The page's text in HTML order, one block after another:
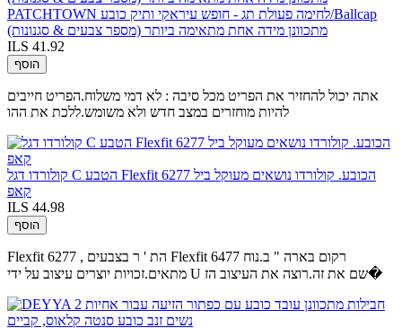
PATCHTOWN לחימה פעולת תג - חופש עיראקי ותיק כובע/Ballcap
מתכוונן מידה אחת מתאימה ביותר (מספר צבעים & סגנונות)
ILS 41.92
הוסף
אתה יכול להחזיר את הפריט מכל סיבה : לא דמי משלוח.הפריט חייבים
להיות מוחזרים במצב חדש ולא משומש.ללכת את ההו
קולורדו דגל C הטבע Flexfit 6277 הכובע. קולורדו נושאים מעוקל ביל
קאפ
ILS 44.98
הוסף
Flexfit 6277 , הת ' ר בצבעים Flexfit 6477 רקום בארה " ב.נוח
מתאים.זכויות יוצרים עיצוב על ידי U שם את זה.רוצה את העיצוב הז�